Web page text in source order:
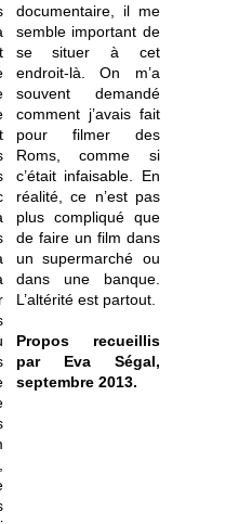
documentaire, il me
semble important de
se situer à cet
endroit-là. On m’a
souvent demandé
comment j’avais fait
pour filmer des
Roms, comme si
c’était infaisable. En
réalité, ce n’est pas
plus compliqué que
de faire un film dans
un supermarché ou
dans une banque.
L’altérité est partout.
Propos recueillis
par Eva Ségal,
septembre 2013.